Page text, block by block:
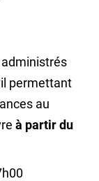
permettant
au
à partir du